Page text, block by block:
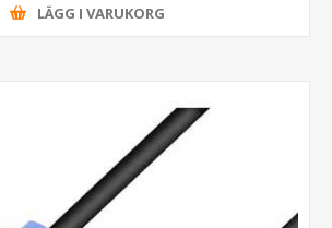
LÄGG I VARUKORG